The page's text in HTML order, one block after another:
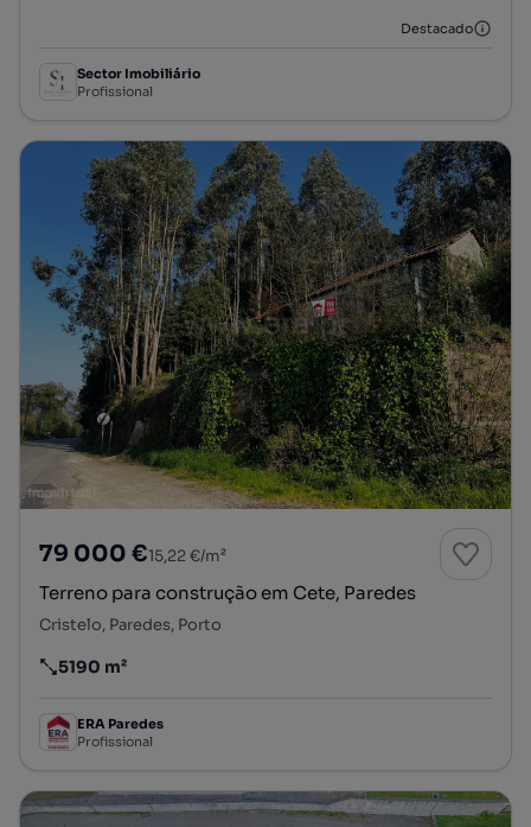
Destacado
Sector Imobiliário
Profissional
79 000 €15,22 €/m²
Terreno para construção em Cete, Paredes
Cristelo, Paredes, Porto
Preço por metro quadrado
5190 m²
ERA Paredes
Profissional